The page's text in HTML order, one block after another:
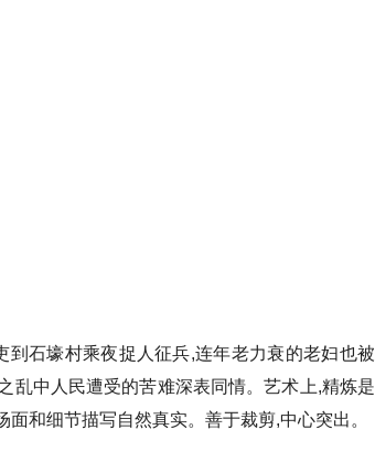
到石壕村乘夜捉人征兵,连年老力衰的老妇也被
乱中人民遭受的苦难深表同情。艺术上,精炼是
和细节描写自然真实。善于裁剪,中心突出。